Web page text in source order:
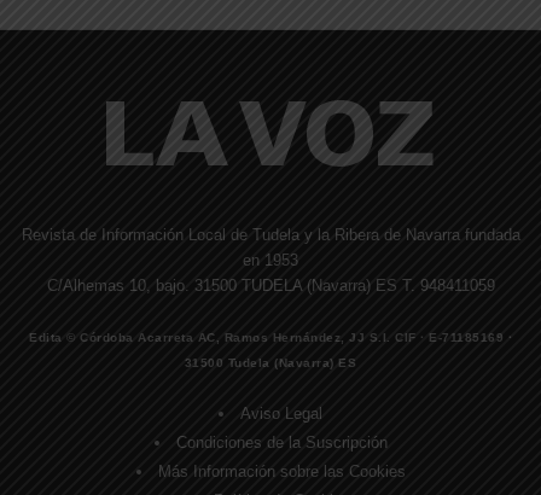
Revista de Información Local de Tudela y la Ribera de Navarra fundada
en 1953
C/Alhemas 10, bajo. 31500 TUDELA (Navarra) ES T. 948411059
Edita © Córdoba Acarreta AC, Ramos Hernández, JJ S.I. CIF · E-71185169 ·
31500 Tudela (Navarra) ES
Aviso Legal
Condiciones de la Suscripción
Más Información sobre las Cookies